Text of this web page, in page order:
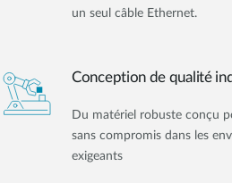
un seul câble Ethernet.
Conception de qualité
Du matériel robuste conçu
sans compromis dans les
exigeants